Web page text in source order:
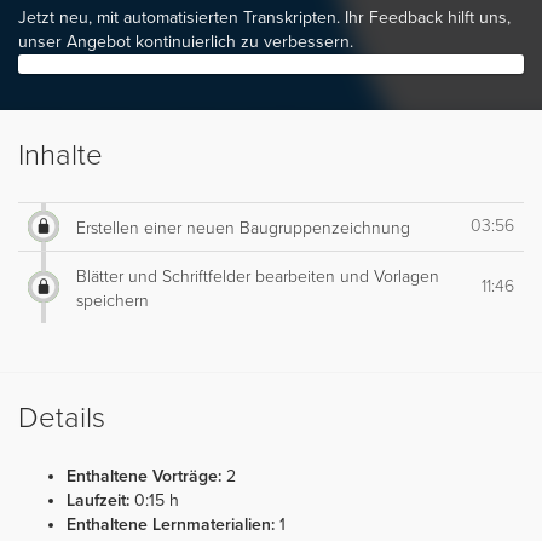
Jetzt neu, mit automatisierten Transkripten. Ihr Feedback hilft uns,
unser Angebot kontinuierlich zu verbessern.
Inhalte
Erstellen einer neuen Baugruppenzeichnung 03:56
Blätter und Schriftfelder bearbeiten und Vorlagen
speichern
11:46
Details
Enthaltene Vorträge: 2
Laufzeit: 0:15 h
Enthaltene Lernmaterialien: 1